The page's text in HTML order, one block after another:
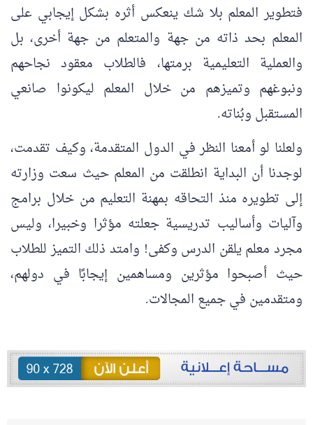
فتطوير المعلم بلا شك ينعكس أثره بشكل إيجابي على
المعلم بحد ذاته من جهة والمتعلم من جهة أخرى، بل
والعملية التعليمية برمتها، فالطلاب معقود نجاحهم
ونبوغهم وتميزهم من خلال المعلم ليكونوا صانعي
المستقبل وبُناته.
ولعلنا لو أمعنا النظر في الدول المتقدمة، وكيف تقدمت،
لوجدنا أن البداية انطلقت من المعلم حيث سعت وزارته
إلى تطويره منذ التحاقه بمهنة التعليم من خلال برامج
وآليات وأساليب تدريسية جعلته مؤثرا وخبيرا، وليس
مجرد معلم يلقن الدرس وكفى! وامتد ذلك التميز للطلاب
حيث أصبحوا مؤثرين ومساهمين إيجابًا في دولهم،
ومتقدمين في جميع المجالات.